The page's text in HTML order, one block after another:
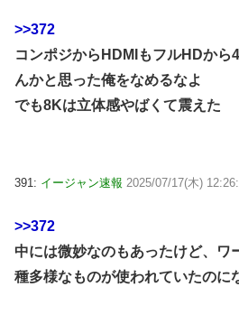
>>372
コンポジからHDMIもフルHDから
んかと思った俺をなめるなよ
でも8Kは立体感やばくて震えた
391: イージャン速報 2025/07/17(木)
>>372
中には微妙なのもあったけど、ワ
種多様なものが使われていたのに